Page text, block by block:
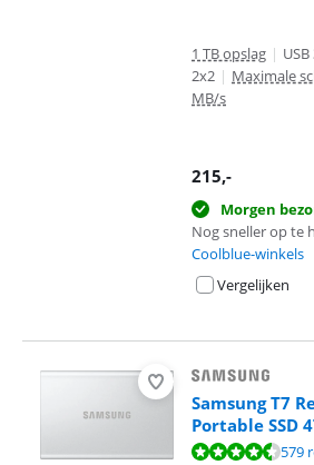
1 TB opslag |
2x2 | Maximale
MB/s
215,-
Morgen
Nog sneller op te
Coolblue-winkels
Vergelijken
Samsung T7
Portable SSD
Beoordeling is 9,3 van de 10, gebaseerd op579